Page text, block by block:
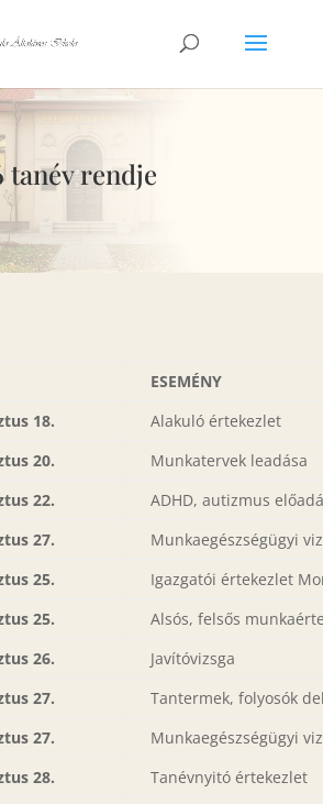
tanév rendje
ESEMÉNY
18.
Alakuló értekezlet
20.
Munkatervek leadása
22.
ADHD, autizmus
27.
Munkaegészségügyi
25.
Igazgatói értekezlet
25.
Alsós, felsős
26.
Javítóvizsga
27.
Tantermek, folyosók
27.
Munkaegészségügyi
28.
Tanévnyitó értekezlet